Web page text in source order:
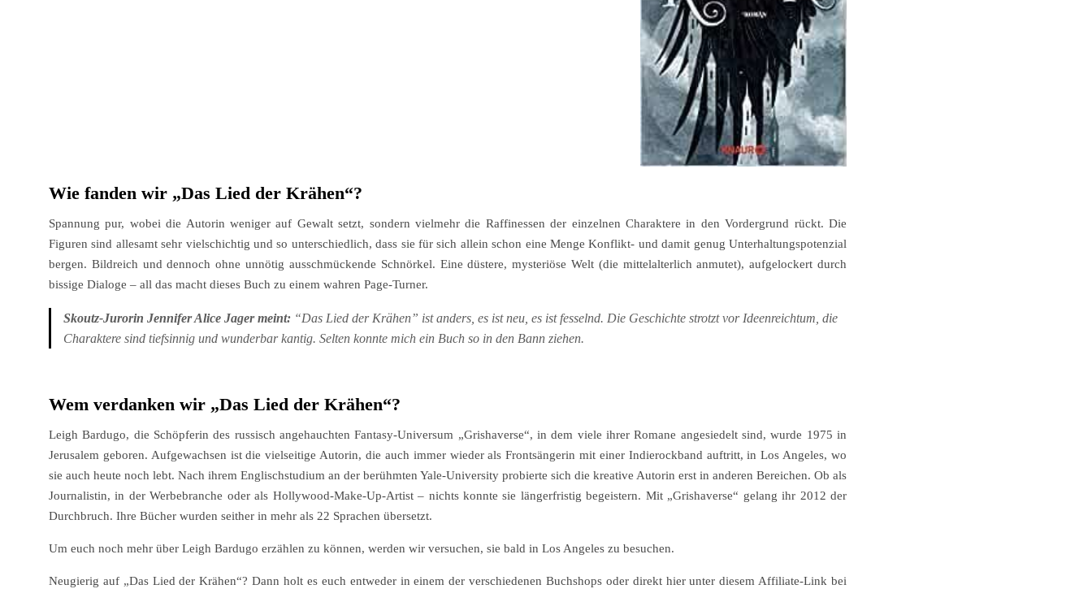
Wie fanden wir „Das Lied der Krähen“?
Spannung pur, wobei die Autorin weniger auf Gewalt setzt, sondern vielmehr die Raffinessen der einzelnen Charaktere in den Vordergrund rückt. Die
Figuren sind allesamt sehr vielschichtig und so unterschiedlich, dass sie für sich allein schon eine Menge Konflikt- und damit genug Unterhaltungspotenzial
bergen. Bildreich und dennoch ohne unnötig ausschmückende Schnörkel. Eine düstere, mysteriöse Welt (die mittelalterlich anmutet), aufgelockert durch
bissige Dialoge – all das macht dieses Buch zu einem wahren Page-Turner.
Skoutz-Jurorin Jennifer Alice Jager meint: “Das Lied der Krähen” ist anders, es ist neu, es ist fesselnd. Die Geschichte strotzt vor Ideenreichtum, die
Charaktere sind tiefsinnig und wunderbar kantig. Selten konnte mich ein Buch so in den Bann ziehen.
Wem verdanken wir „Das Lied der Krähen“?
Leigh Bardugo, die Schöpferin des russisch angehauchten Fantasy-Universum „Grishaverse“, in dem viele ihrer Romane angesiedelt sind, wurde 1975 in
Jerusalem geboren. Aufgewachsen ist die vielseitige Autorin, die auch immer wieder als Frontsängerin mit einer Indierockband auftritt, in Los Angeles, wo
sie auch heute noch lebt. Nach ihrem Englischstudium an der berühmten Yale-University probierte sich die kreative Autorin erst in anderen Bereichen. Ob als
Journalistin, in der Werbebranche oder als Hollywood-Make-Up-Artist – nichts konnte sie längerfristig begeistern. Mit „Grishaverse“ gelang ihr 2012 der
Durchbruch. Ihre Bücher wurden seither in mehr als 22 Sprachen übersetzt.
Um euch noch mehr über Leigh Bardugo erzählen zu können, werden wir versuchen, sie bald in Los Angeles zu besuchen.
Neugierig auf „Das Lied der Krähen“? Dann holt es euch entweder in einem der verschiedenen Buchshops oder direkt hier unter diesem Affiliate-Link bei